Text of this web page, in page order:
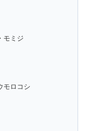
モミジ
モロコシ